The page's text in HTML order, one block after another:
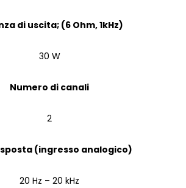
di uscita; (6 Ohm, 1kHz)
30 W
Numero di canali
2
(ingresso analogico)
20 Hz – 20 kHz